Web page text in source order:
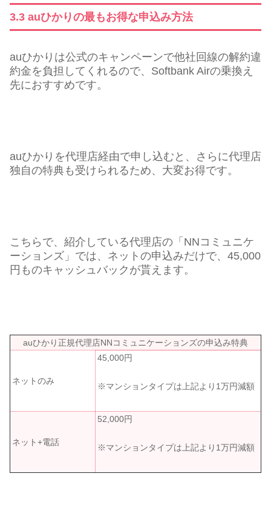
3.3 auひかりの最もお得な申込み方法
auひかりは公式のキャンペーンで他社回線の解約違
約金を負担してくれるので、Softbank Airの乗換え
先におすすめです。
auひかりを代理店経由で申し込むと、さらに代理店
独自の特典も受けられるため、大変お得です。
こちらで、紹介している代理店の「NNコミュニケ
ーションズ」では、ネットの申込みだけで、45,000
円ものキャッシュバックが貰えます。
auひかり正規代理店NNコミュニケーションズの申込み特典
ネットのみ
45,000円
※マンションタイプは上記より1万円減額
ネット+電話
52,000円
※マンションタイプは上記より1万円減額